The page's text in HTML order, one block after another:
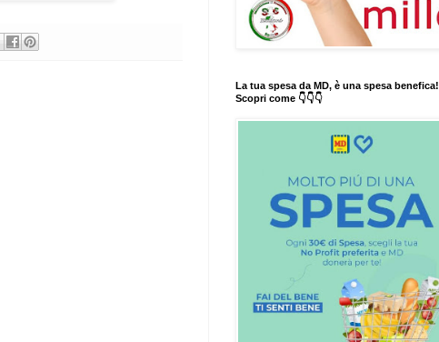
La tua spesa da MD, è una spesa benefica!
Scopri come 👇👇👇